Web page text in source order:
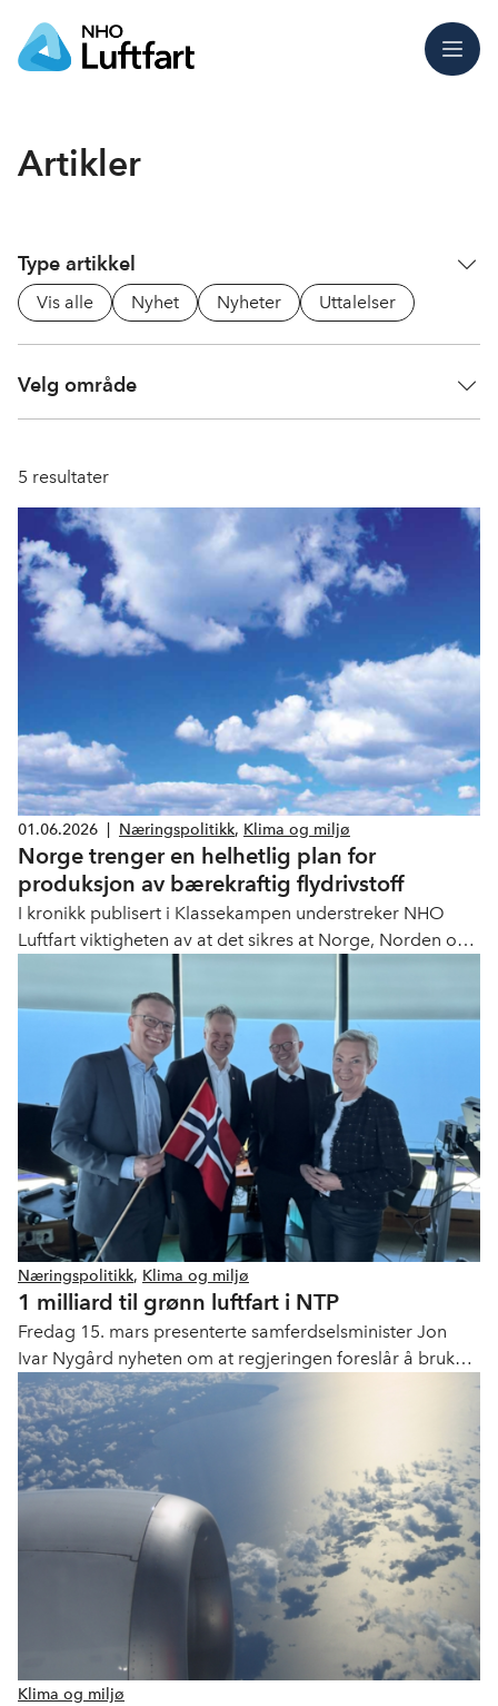
Meny
Artikler
Type artikkel
Vis alle Nyhet Nyheter Uttalelser
Velg område
5 resultater
01.06.2026 Næringspolitikk, Klima og miljø
Norge trenger en helhetlig plan for
produksjon av bærekraftig flydrivstoff
I kronikk publisert i Klassekampen understreker NHO
Luftfart viktigheten av at det sikres at Norge, Norden og
Europa har tilgang til en kritisk innsatsfaktor som
flydrivstoff for luftfarten på lang sikt. Produksjon av
flydrivstoff i Norge er strategisk viktig for Norge som
Næringspolitikk, Klima og miljø
1 milliard til grønn luftfart i NTP
Fredag 15. mars presenterte samferdselsminister Jon
Ivar Nygård nyheten om at regjeringen foreslår å bruke 1
milliard kroner på luftfartens grønne omstilling i Nasjonal
transportplan (NTP).
Klima og miljø